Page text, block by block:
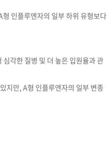
인플루엔자의 일부 하위 유형보다
각한 질병 및 더 높은 입원율과 관
지만, A형 인플루엔자의 일부 변종